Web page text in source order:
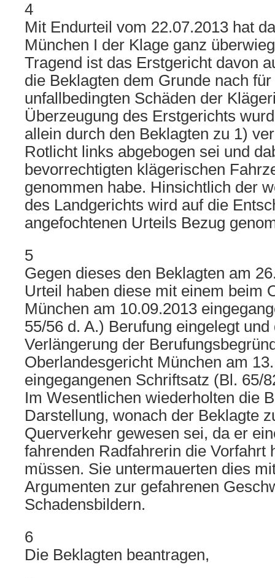
4
Mit Endurteil vom 22.07.2013 hat
München I der Klage ganz
Tragend ist das Erstgericht davon
die Beklagten dem Grunde nach
unfallbedingten Schäden der
Überzeugung des Erstgerichts
allein durch den Beklagten zu 1)
Rotlicht links abgebogen sei und
bevorrechtigten klägerischen
genommen habe. Hinsichtlich der
des Landgerichts wird auf die
angefochtenen Urteils Bezug
5
Gegen dieses den Beklagten am
Urteil haben diese mit einem beim
München am 10.09.2013
55/56 d. A.) Berufung eingelegt und
Verlängerung der
Oberlandesgericht München am
eingegangenen Schriftsatz (Bl. 65/
Im Wesentlichen wiederholten die
Darstellung, wonach der Beklagte
Querverkehr gewesen sei, da er
fahrenden Radfahrerin die Vorfahrt
müssen. Sie untermauerten dies
Argumenten zur gefahrenen
Schadensbildern.
6
Die Beklagten beantragen,